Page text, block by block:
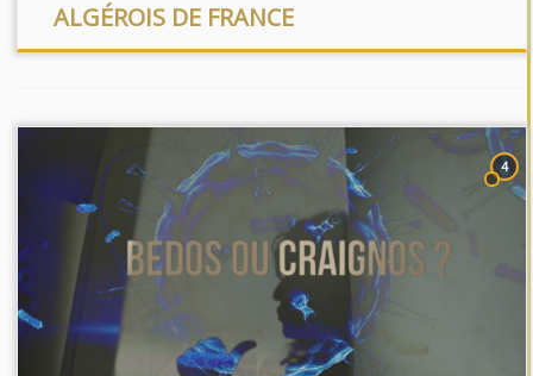
ALGÉROIS DE FRANCE
4